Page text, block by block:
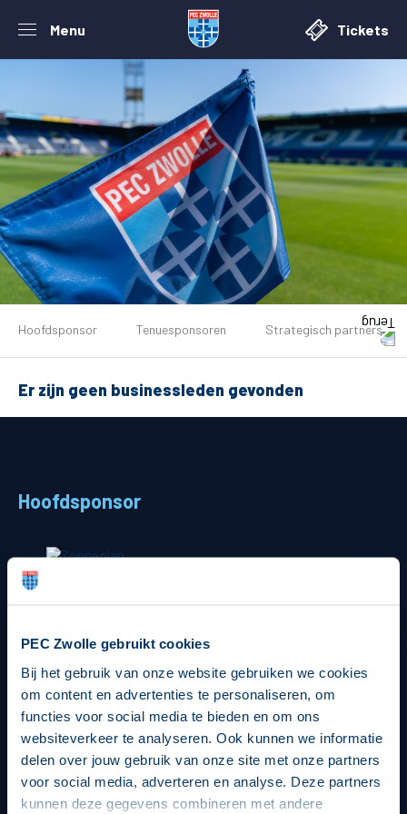
PEC Zwolle gebruikt cookies
Bij het gebruik van onze website gebruiken we cookies
om content en advertenties te personaliseren, om
functies voor social media te bieden en om ons
websiteverkeer te analyseren. Ook kunnen we informatie
delen over jouw gebruik van onze site met onze partners
voor social media, adverteren en analyse. Deze partners
kunnen deze gegevens combineren met andere
Menu Tickets
De club
Teams
Business
MVO & Regio
Hoofdsponsor Tenuesponsoren Strategisch partners
Er zijn geen businessleden gevonden
Hoofdsponsor